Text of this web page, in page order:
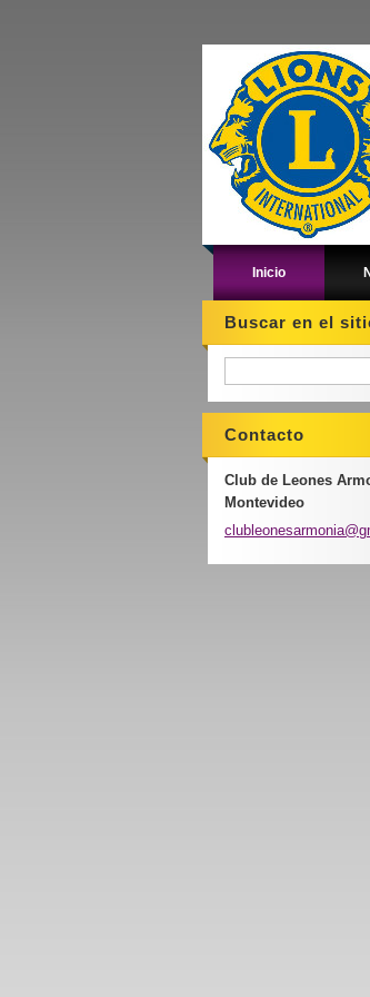
Inicio
Buscar en el
Contacto
Club de Leones
Montevideo
clubleonesarmoni